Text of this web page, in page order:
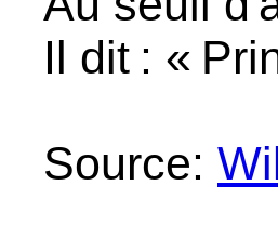
Il dit : «
Source: